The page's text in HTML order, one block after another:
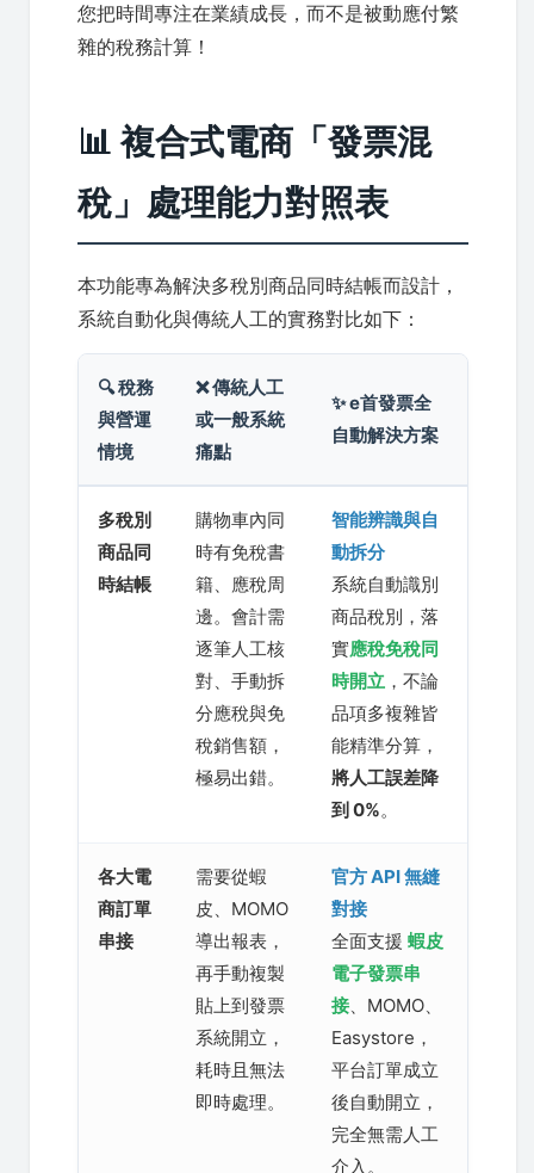
您把時間專注在業績成長，而不是被動應付繁
雜的稅務計算！
📊 複合式電商「發票混
稅」處理能力對照表
本功能專為解決多稅別商品同時結帳而設計，
系統自動化與傳統人工的實務對比如下：
🔍 稅務
與營運
情境
❌ 傳統人工
或一般系統
痛點
✨ e首發票全
自動解決方案
多稅別
商品同
時結帳
購物車內同
時有免稅書
籍、應稅周
邊。會計需
逐筆人工核
對、手動拆
分應稅與免
稅銷售額，
極易出錯。
智能辨識與自
動拆分
系統自動識別
商品稅別，落
實應稅免稅同
時開立 ，不論
品項多複雜皆
能精準分算，
將人工誤差降
到 0%。
各大電
商訂單
串接
需要從蝦
皮、MOMO
導出報表，
再手動複製
貼上到發票
系統開立，
耗時且無法
即時處理。
官方 API 無縫
對接
全面支援 蝦皮
電子發票串
接、MOMO、
Easystore，
平台訂單成立
後自動開立，
完全無需人工
介入。